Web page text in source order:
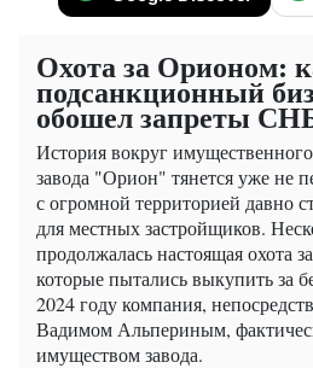
Охота за Орионом:
подсанкционный
обошел запреты
История вокруг
завода "Орион" тянется уже не
с огромной территорией давно
для местных застройщиков.
продолжалась настоящая охота
которые пытались выкупить за
2024 году компания,
Вадимом Альпериным,
имуществом завода.